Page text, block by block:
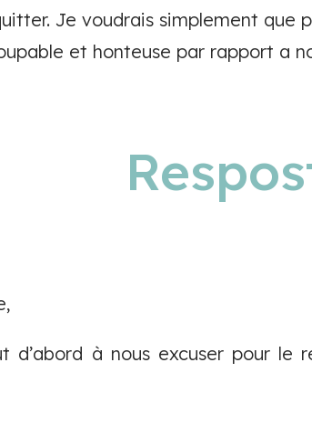
Je voudrais simplement que
et honteuse par rapport a
d’abord à nous excuser pour le